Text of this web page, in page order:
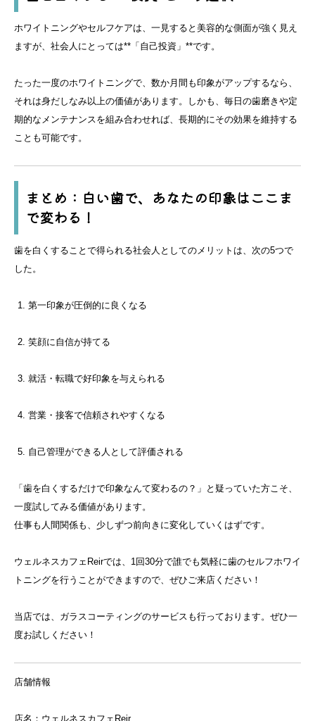
ホワイトニングやセルフケアは、一見すると美容的な側面が強く見え
ますが、社会人にとっては**「自己投資」**です。
たった一度のホワイトニングで、数か月間も印象がアップするなら、
それは身だしなみ以上の価値があります。しかも、毎日の歯磨きや定
期的なメンテナンスを組み合わせれば、長期的にその効果を維持する
ことも可能です。
まとめ：白い歯で、あなたの印象はここま
で変わる！
歯を白くすることで得られる社会人としてのメリットは、次の5つで
した。
第一印象が圧倒的に良くなる
笑顔に自信が持てる
就活・転職で好印象を与えられる
営業・接客で信頼されやすくなる
自己管理ができる人として評価される
「歯を白くするだけで印象なんて変わるの？」と疑っていた方こそ、
一度試してみる価値があります。
仕事も人間関係も、少しずつ前向きに変化していくはずです。
ウェルネスカフェReirでは、1回30分で誰でも気軽に歯のセルフホワイ
トニングを行うことができますので、ぜひご来店ください！
当店では、ガラスコーティングのサービスも行っております。ぜひ一
度お試しください！
店舗情報
店名：ウェルネスカフェReir